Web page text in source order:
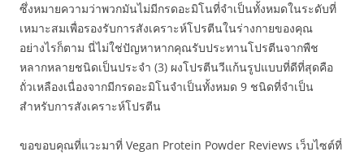
ซึ่งหมายความว่าพวกมันไม่มีกรดอะมิโนที่จำเป็นทั้งหมดในระดับที่
เหมาะสมเพื่อรองรับการสังเคราะห์โปรตีนในร่างกายของคุณ
อย่างไรก็ตาม นี่ไม่ใช่ปัญหาหากคุณรับประทานโปรตีนจากพืช
หลากหลายชนิดเป็นประจำ (3) ผงโปรตีนวีแก้นรูปแบบที่ดีที่สุดคือ
ถั่วเหลืองเนื่องจากมีกรดอะมิโนจำเป็นทั้งหมด 9 ชนิดที่จำเป็น
สำหรับการสังเคราะห์โปรตีน
ขอขอบคุณที่แวะมาที่ Vegan Protein Powder Reviews เว็บไซต์ที่